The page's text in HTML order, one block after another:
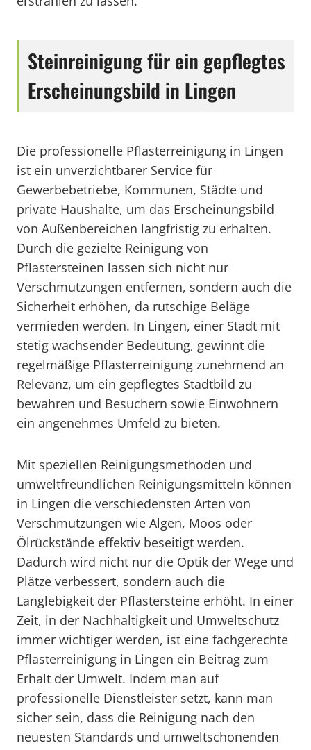
Steinreinigung für ein gepflegtes
Erscheinungsbild in Lingen
Die professionelle Pflasterreinigung in Lingen
ist ein unverzichtbarer Service für
Gewerbebetriebe, Kommunen, Städte und
private Haushalte, um das Erscheinungsbild
von Außenbereichen langfristig zu erhalten.
Durch die gezielte Reinigung von
Pflastersteinen lassen sich nicht nur
Verschmutzungen entfernen, sondern auch die
Sicherheit erhöhen, da rutschige Beläge
vermieden werden. In Lingen, einer Stadt mit
stetig wachsender Bedeutung, gewinnt die
regelmäßige Pflasterreinigung zunehmend an
Relevanz, um ein gepflegtes Stadtbild zu
bewahren und Besuchern sowie Einwohnern
ein angenehmes Umfeld zu bieten.
Mit speziellen Reinigungsmethoden und
umweltfreundlichen Reinigungsmitteln können
in Lingen die verschiedensten Arten von
Verschmutzungen wie Algen, Moos oder
Ölrückstände effektiv beseitigt werden.
Dadurch wird nicht nur die Optik der Wege und
Plätze verbessert, sondern auch die
Langlebigkeit der Pflastersteine erhöht. In einer
Zeit, in der Nachhaltigkeit und Umweltschutz
immer wichtiger werden, ist eine fachgerechte
Pflasterreinigung in Lingen ein Beitrag zum
Erhalt der Umwelt. Indem man auf
professionelle Dienstleister setzt, kann man
sicher sein, dass die Reinigung nach den
neuesten Standards und umweltschonenden